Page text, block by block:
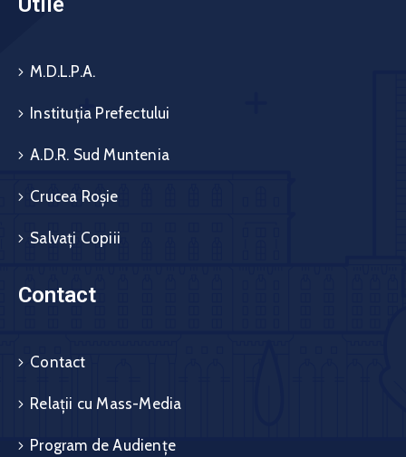
M.D.L.P.A.
Instituția Prefectului
A.D.R. Sud Muntenia
Crucea Roșie
Salvați Copiii
Contact
Contact
Relații cu Mass-Media
Program de Audiențe